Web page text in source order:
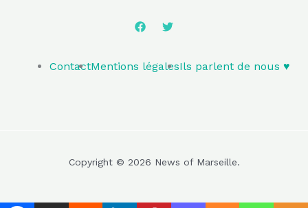
ContactMentions légalesIls parlent de nous ♥️
Copyright © 2026 News of Marseille.